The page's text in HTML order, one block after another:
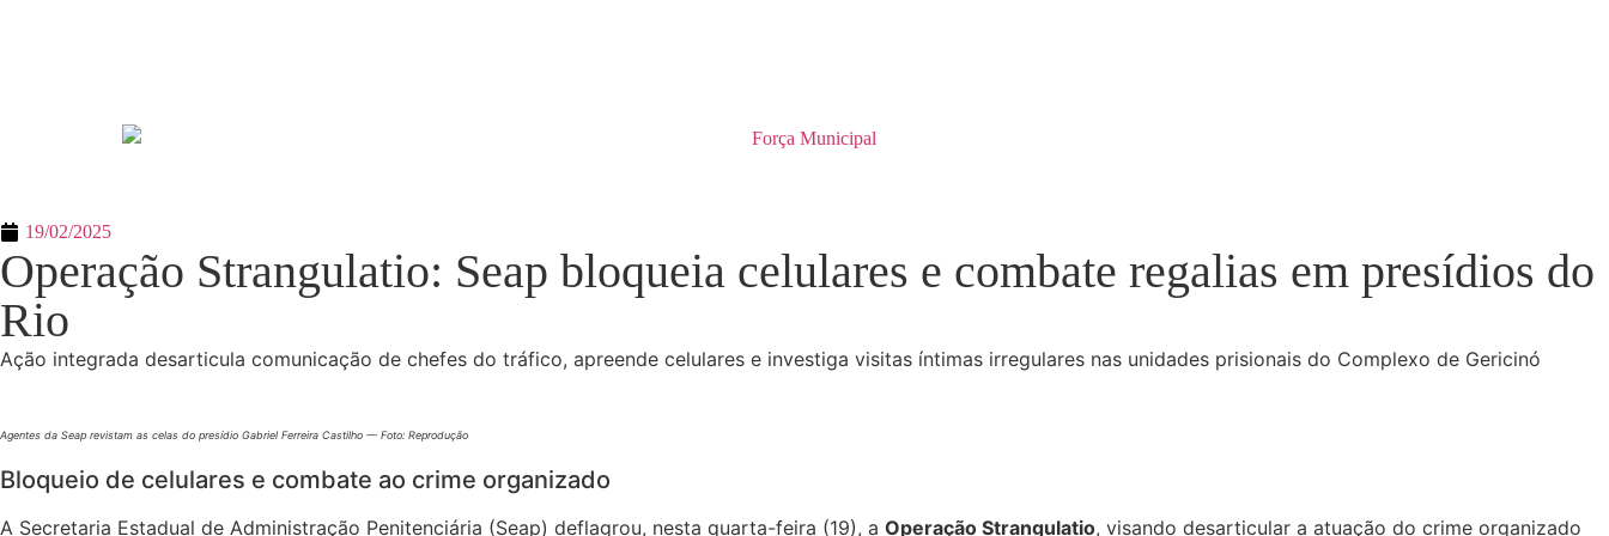
19/02/2025
Operação Strangulatio: Seap bloqueia celulares e combate regalias em presídios do
Rio
Ação integrada desarticula comunicação de chefes do tráfico, apreende celulares e investiga visitas íntimas irregulares nas unidades prisionais do Complexo de Gericinó
Agentes da Seap revistam as celas do presídio Gabriel Ferreira Castilho — Foto: Reprodução
Bloqueio de celulares e combate ao crime organizado
A Secretaria Estadual de Administração Penitenciária (Seap) deflagrou, nesta quarta-feira (19), a Operação Strangulatio, visando desarticular a atuação do crime organizado